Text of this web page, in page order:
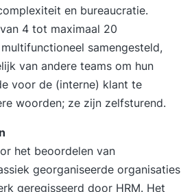
en bureaucratie.
4 tot maximaal 20
samengesteld,
van andere teams om hun
voor de (interne) klant te
woorden; ze zijn zelfsturend.
het beoordelen van
georganiseerde organisaties
geregisseerd door HRM. Het